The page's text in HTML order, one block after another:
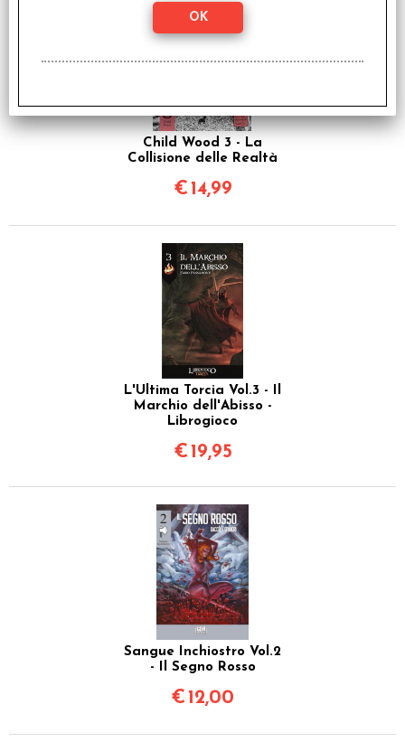
Child Wood 3 - La
Collisione delle Realtà
€ 14,99
L'Ultima Torcia Vol.3 - Il
Marchio dell'Abisso -
Librogioco
€ 19,95
Sangue Inchiostro Vol.2
- Il Segno Rosso
€ 12,00